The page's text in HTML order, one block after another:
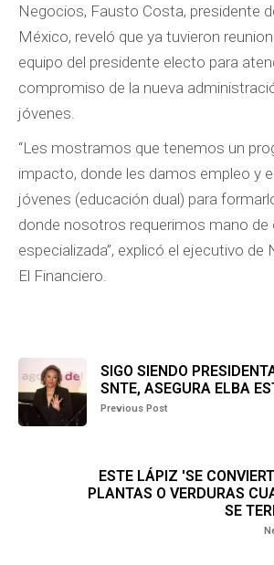
Negocios, Fausto Costa, presidente
México, reveló que ya tuvieron
equipo del presidente electo para
compromiso de la nueva
jóvenes.
“Les mostramos que tenemos un
impacto, donde les damos empleo y
jóvenes (educación dual) para
donde nosotros requerimos mano de
especializada”, explicó el ejecutivo
El Financiero.
SIGO SIENDO
SNTE, ASEGURA ELBA
Previous Post
ESTE LÁPIZ 'SE
PLANTAS O VERDURAS
SE